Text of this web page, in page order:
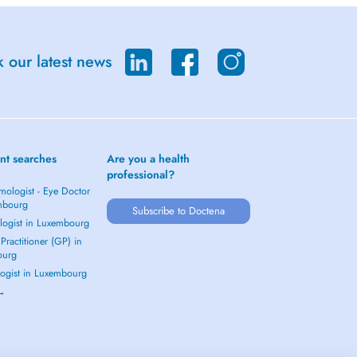
our latest news
searches
- Eye Doctor
in Luxembourg
(GP) in
in Luxembourg
Are you a health
professional?
Subscribe to Doctena